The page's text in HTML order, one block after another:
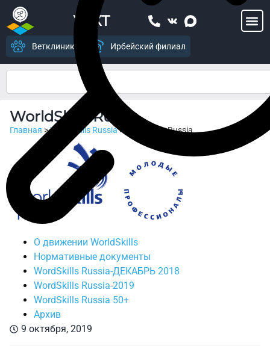
УСХТ
Ветклиника Ирбейский филиал
WorldSkills Russia
Главная >WorldSkills Russia> WorldSkills Russia
О движении WorldSkills
Нормативные документы
WordSkills Russia-ДЕКАБРЬ 2018
WordSkills Russia-2019
WordSkills Russia 50+
Архив
9 октября, 2019